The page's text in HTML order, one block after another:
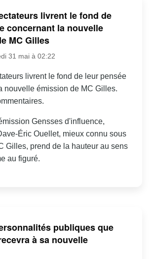
livrent le fond de
concernant la nouvelle
MC Gilles
31 mai à 02:22
livrent le fond de leur pensée
nouvelle émission de MC Gilles.
Gensses d'influence,
Éric Ouellet, mieux connu sous
Gilles, prend de la hauteur au sens
au figuré.
publiques que
à sa nouvelle